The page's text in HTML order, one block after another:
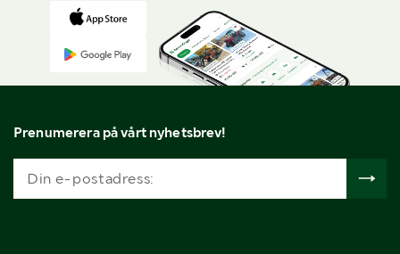
Prenumerera på vårt nyhetsbrev!